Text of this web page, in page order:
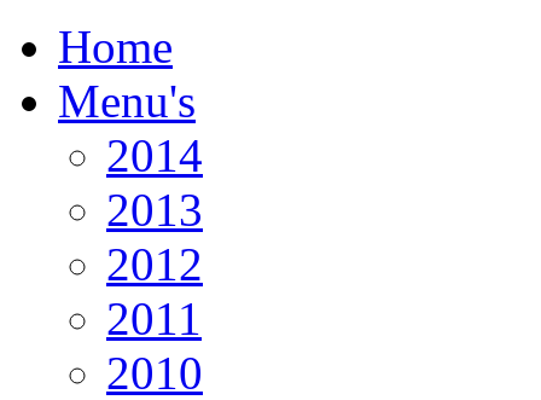
Home
Menu's
2014
2013
2012
2011
2010